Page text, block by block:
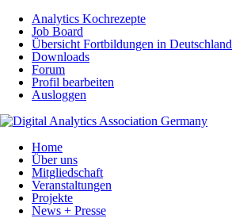
Analytics Kochrezepte
Job Board
Übersicht Fortbildungen in Deutschland
Downloads
Forum
Profil bearbeiten
Ausloggen
Home
Über uns
Mitgliedschaft
Veranstaltungen
Projekte
News + Presse